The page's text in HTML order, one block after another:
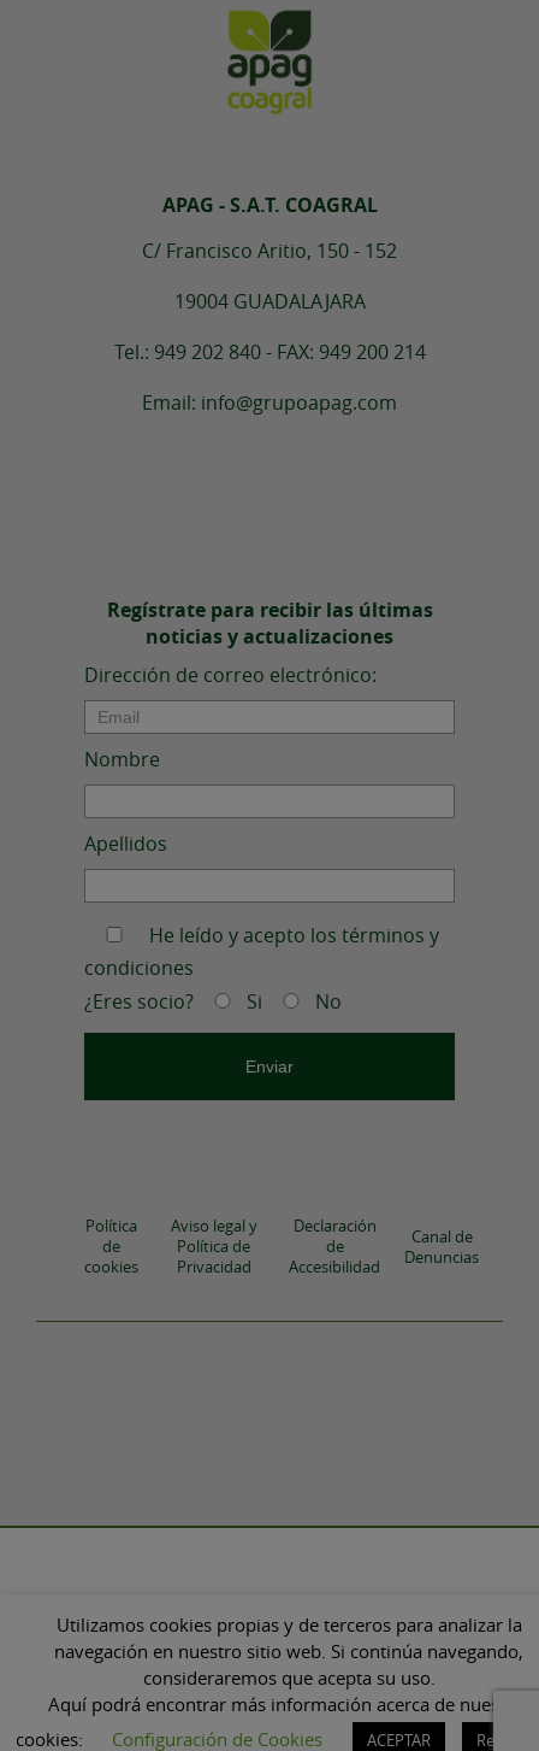
APAG - S.A.T. COAGRAL
C/ Francisco Aritio, 150 - 152
19004 GUADALAJARA
Tel.: 949 202 840 - FAX: 949 200 214
Email: info@grupoapag.com
Regístrate para recibir las últimas
noticias y actualizaciones
Dirección de correo electrónico:
Nombre
Apellidos
He leído y acepto los términos y
condiciones
¿Eres socio?
Si No
Política
de
cookies
Aviso legal y
Política de
Privacidad
Declaración
de
Accesibilidad
Canal de
Denuncias
Utilizamos cookies propias y de terceros para analizar la
navegación en nuestro sitio web. Si continúa navegando,
consideraremos que acepta su uso.
Aquí podrá encontrar más información acerca de nuestras
cookies:
Configuración de Cookies ACEPTAR